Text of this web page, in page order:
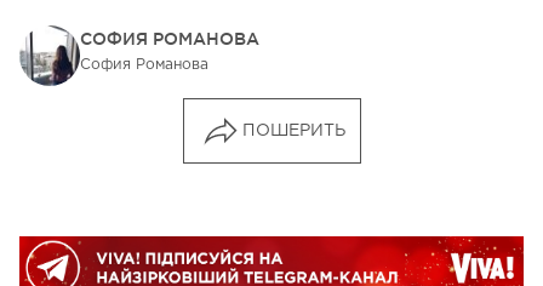
СОФИЯ РОМАНОВА
София Романова
ПОШЕРИТЬ